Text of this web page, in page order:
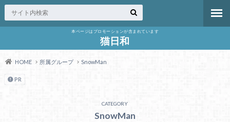
本ページはプロモーションが含まれています
猫日和
HOME 所属グループ SnowMan
PR
CATEGORY
SnowMan